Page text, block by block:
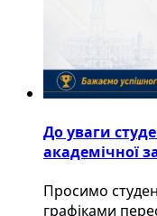
До уваги
академічної
Просимо
графіками